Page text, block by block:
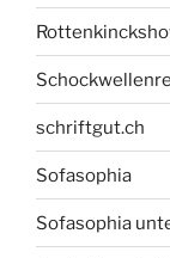
schriftgut.ch
Sofasophia
Sofasophia